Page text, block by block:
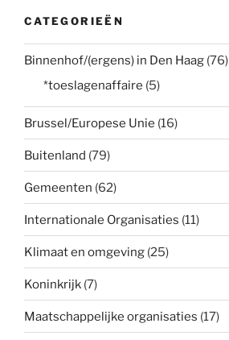
CATEGORIEËN
Binnenhof/(ergens) in Den Haag (76)
*toeslagenaffaire (5)
Brussel/Europese Unie (16)
Buitenland (79)
Gemeenten (62)
Internationale Organisaties (11)
Klimaat en omgeving (25)
Koninkrijk (7)
Maatschappelijke organisaties (17)